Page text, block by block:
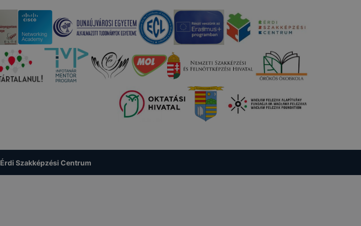
Érdi Szakképzési Centrum